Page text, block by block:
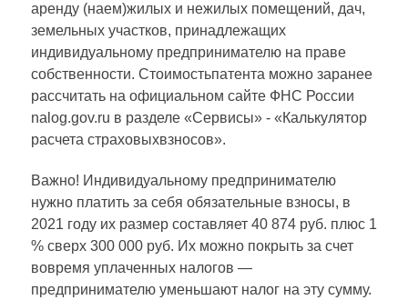
аренду (наем)жилых и нежилых помещений, дач,
земельных участков, принадлежащих
индивидуальному предпринимателю на праве
собственности. Стоимостьпатента можно заранее
рассчитать на официальном сайте ФНС России
nalog.gov.ru в разделе «Сервисы» - «Калькулятор
расчета страховыхвзносов».
Важно! Индивидуальному предпринимателю
нужно платить за себя обязательные взносы, в
2021 году их размер составляет 40 874 руб. плюс 1
% сверх 300 000 руб. Их можно покрыть за счет
вовремя уплаченных налогов —
предпринимателю уменьшают налог на эту сумму.